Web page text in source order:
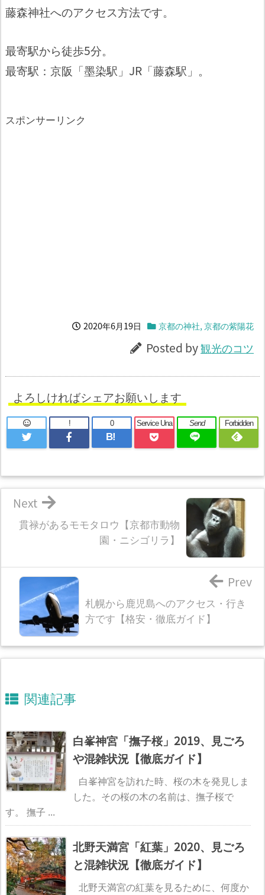
藤森神社へのアクセス方法です。
最寄駅から徒歩5分。
最寄駅：京阪「墨染駅」JR「藤森駅」。
スポンサーリンク
2020年6月19日 京都の神社,京都の紫陽花
Posted by観光のコツ
よろしければシェアお願いします
!
B!
0 Service Una Send Forbidden
貫禄があるモモタロウ【京都市動物
園・ニシゴリラ】
Next
札幌から鹿児島へのアクセス・行き
方です【格安・徹底ガイド】
Prev
関連記事
白峯神宮「撫子桜」2019、見ごろ
や混雑状況【徹底ガイド】
白峯神宮を訪れた時、桜の木を発見しま
した。その桜の木の名前は、撫子桜で
す。 撫子 ...
北野天満宮「紅葉」2020、見ごろ
と混雑状況【徹底ガイド】
北野天満宮の紅葉を見るために、何度か